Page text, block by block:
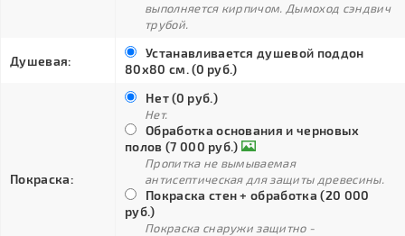
выполняется кирпичом. Дымоход сэндвич
трубой.
Душевая:
Устанавливается душевой поддон
80х80 см. (0 руб.)
Покраска:
Нет (0 руб.)
Нет.
Обработка основания и черновых
полов (7 000 руб.)
Пропитка не вымываемая
антисептическая для защиты древесины.
Покраска стен + обработка (20 000
руб.)
Покраска снаружи защитно -